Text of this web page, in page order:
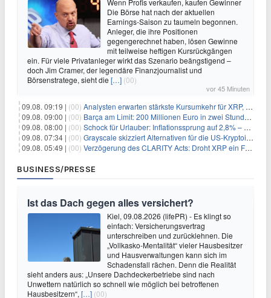
Die Börse hat nach der aktuellen
Earnings-Saison zu taumeln begonnen.
Anleger, die ihre Positionen
gegengerechnet haben, lösen Gewinne
mit teilweise heftigen Kursrückgängen
ein. Für viele Privatanleger wirkt das Szenario beängstigend –
doch Jim Cramer, der legendäre Finanzjournalist und
Börsenstratege, sieht die […] (00)
vor 45 Minuten
09.08. 09:19 | (00) Analysten erwarten stärkste Kursumkehr für XRP, während Polymarket skeptisch bleibt
09.08. 09:00 | (00) Barça am Limit: 200 Millionen Euro in zwei Stunden – warum dieser Schuldentrip hochgefährlich wird
09.08. 08:00 | (00) Schock für Urlauber: Inflationssprung auf 2,8% – Diese Preise explodieren jetzt
09.08. 07:34 | (00) Grayscale skizziert Alternativen für die US-Kryptoindustrie ohne CLARITY Act
09.08. 05:49 | (00) Verzögerung des CLARITY Acts: Droht XRP ein Fall unter die $1-Marke?
BUSINESS/PRESSE
Ist das Dach gegen alles versichert?
Kiel, 09.08.2026 (lifePR) - Es klingt so
einfach: Versicherungsvertrag
unterschreiben und zurücklehnen. Die
„Vollkasko-Mentalität“ vieler Hausbesitzer
und Hausverwaltungen kann sich im
Schadensfall rächen. Denn die Realität
sieht anders aus: „Unsere Dachdeckerbetriebe sind nach
Unwettern natürlich so schnell wie möglich bei betroffenen
Hausbesitzern“, […] (00)